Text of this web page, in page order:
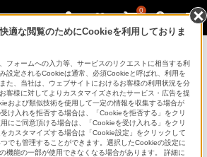
0
ィオプレーヤー ウォークマ
メモリータイプ］ NW-S740Kシリーズ
適な閲覧のためにCookieを利用しておりま
フォームへの入力等、サービスのリクエストに相当する利
設定されるCookieは通常、必須Cookieと呼ばれ、利用を
た、当社は、ウェブサイトにおけるお客様の利用状況を分
客様に対してよりカスタマイズされたサービス・広告を提
および類似技術を使用して一定の情報を収集する場合が
け入れを拒否する場合は、「Cookieを拒否する」をクリ
にご同意頂ける場合は、「Cookieを受け入れる」をクリ
カスタマイズする場合は「Cookie設定」をクリックして
でも管理することができます。選択したCookieの設定に
機能の一部が使用できなくなる場合があります。 詳細に